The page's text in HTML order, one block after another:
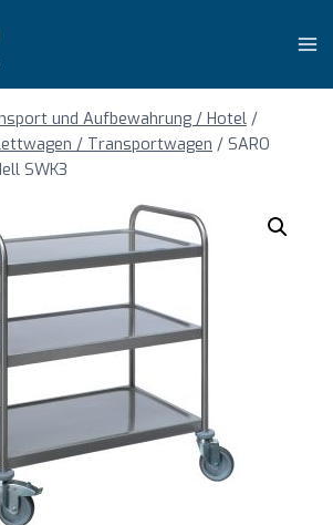
und Aufbewahrung / Hotel /
/ Transportwagen / SARO
SWK3